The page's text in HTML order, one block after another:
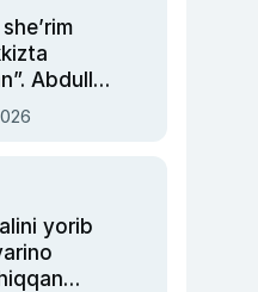
Abdulla
yorib